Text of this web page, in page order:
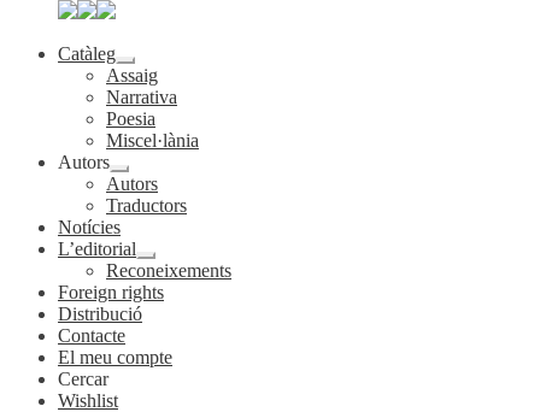
Catàleg
Expandeix
el
menú
secundari
Assaig
Narrativa
Poesia
Miscel·lània
Autors
Expandeix
el
menú
secundari
Autors
Traductors
Notícies
L’editorial
Expandeix
el
menú
Reconeixements
Foreign rights
Distribució
Contacte
El meu compte
Cercar
Wishlist